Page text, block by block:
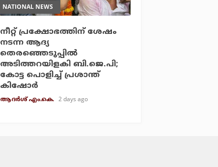
NATIONAL NEWS
നീറ്റ് പ്രക്ഷോഭത്തിന് ശേഷം
നടന്ന ആദ്യ
തെരഞ്ഞെടുപ്പില്‍
അടിത്തറയിളകി ബി.ജെ.പി;
കോട്ട പൊളിച്ച് പ്രശാന്ത്
കിഷോര്‍
ആദർശ് എം.കെ. 2 days ago